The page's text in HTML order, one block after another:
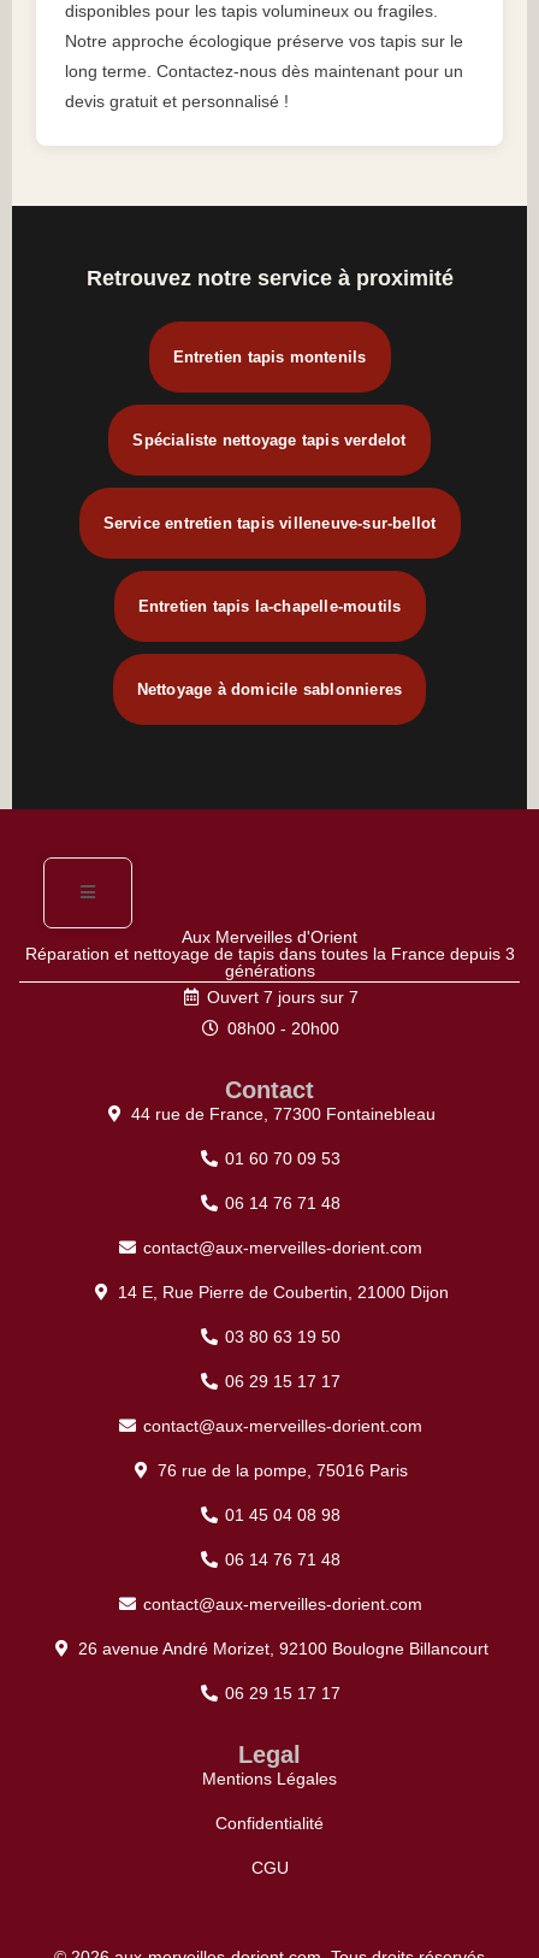
disponibles pour les tapis volumineux ou fragiles.
Notre approche écologique préserve vos tapis sur le
long terme. Contactez-nous dès maintenant pour un
devis gratuit et personnalisé !
Retrouvez notre service à proximité
Entretien tapis montenils
Spécialiste nettoyage tapis verdelot
Service entretien tapis villeneuve-sur-bellot
Entretien tapis la-chapelle-moutils
Nettoyage à domicile sablonnieres
Aux Merveilles d'Orient
Réparation et nettoyage de tapis dans toutes la France depuis 3
générations
Ouvert 7 jours sur 7
08h00 - 20h00
Contact
44 rue de France, 77300 Fontainebleau
01 60 70 09 53
06 14 76 71 48
contact@aux-merveilles-dorient.com
14 E, Rue Pierre de Coubertin, 21000 Dijon
03 80 63 19 50
06 29 15 17 17
contact@aux-merveilles-dorient.com
76 rue de la pompe, 75016 Paris
01 45 04 08 98
06 14 76 71 48
contact@aux-merveilles-dorient.com
26 avenue André Morizet, 92100 Boulogne Billancourt
06 29 15 17 17
Legal
Mentions Légales
Confidentialité
CGU